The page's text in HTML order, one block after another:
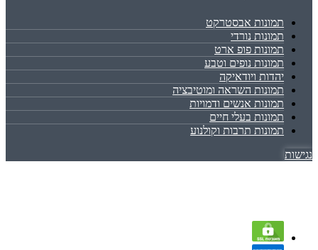
תמונות אבסטרקט
תמונות נורדי
תמונות פופ ארט
תמונות נופים וטבע
יהדות ויודאיקה
תמונות השראה ומוטיבציה
תמונות אנשים ודמויות
תמונות בעלי חיים
תמונות תרבות וקולנוע
נגישות